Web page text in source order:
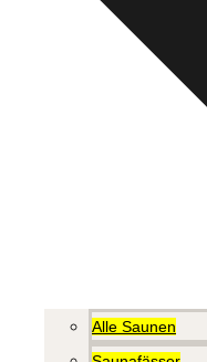
Alle Saunen